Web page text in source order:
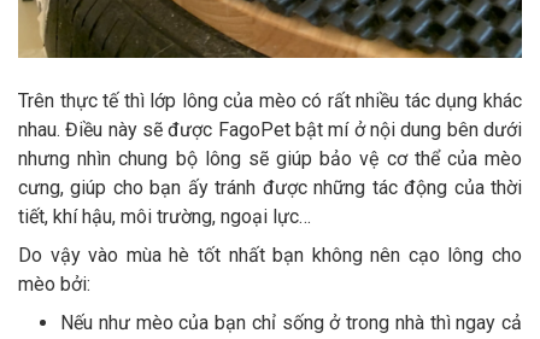
Trên thực tế thì lớp lông của mèo có rất nhiều tác dụng khác
nhau. Điều này sẽ được FagoPet bật mí ở nội dung bên dưới
nhưng nhìn chung bộ lông sẽ giúp bảo vệ cơ thể của mèo
cưng, giúp cho bạn ấy tránh được những tác động của thời
tiết, khí hậu, môi trường, ngoại lực…
Do vậy vào mùa hè tốt nhất bạn không nên cạo lông cho
mèo bởi:
Nếu như mèo của bạn chỉ sống ở trong nhà thì ngay cả